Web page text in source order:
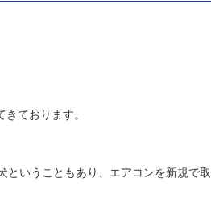
ております。
いうこともあり、エアコンを新規で